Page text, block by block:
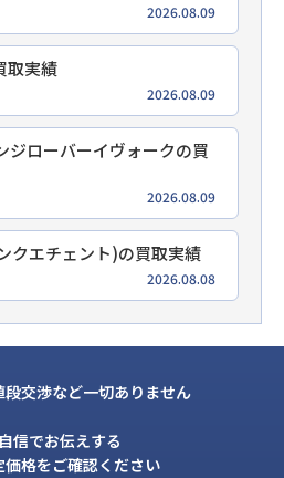
2026.08.09
取実績
2026.08.09
ジローバーイヴォークの買
2026.08.09
クエチェント)の買取実績
2026.08.08
交渉など一切ありません
信でお伝えする
格をご確認ください